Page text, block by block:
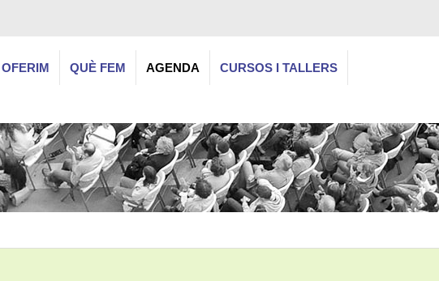
QUÈ FEM AGENDA CURSOS I TALLERS